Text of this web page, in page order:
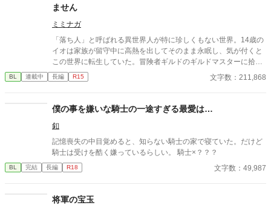
ません
ミミナガ
「落ち人」と呼ばれる異世界人が特に珍しくもない世界。14歳の
イオは家族が留守中に高熱を出してそのまま永眠し、気が付くと
この世界に転生していた。冒険者ギルドのギルドマスターに拾わ
れ5年が経ち、Cランク冒険者として採取を専門に細々と生計を立
てていた。 ある日Sランク冒険者のオオカミ獣人と出会い、猛
人族であるイオには番の感覚がわからないので戸惑うばかり。使
命も役割もチートもない異世界転生で健気に生きていく自己肯定
感低めの真面目な青年と、甘やかしてくれるハイスペック年上オ
オカミ獣人の話です。 ベッタベタの王道異世界転生BLを目指し
ました。 本編完結。番外編は不定期更新です。R-15は保険。
でネタバレ厳禁の方はご注意下さい。
BL 連載中 長編 R15 文字数：211,868
僕の事を嫌いな騎士の一途すぎる最愛は…
釦
記憶喪失の中目覚めると、知らない騎士の家で寝ていた。だけど
騎士は受けを酷く嫌っているらしい。 騎士×？？？
BL 完結 長編 R18 文字数：49,987
将軍の宝玉